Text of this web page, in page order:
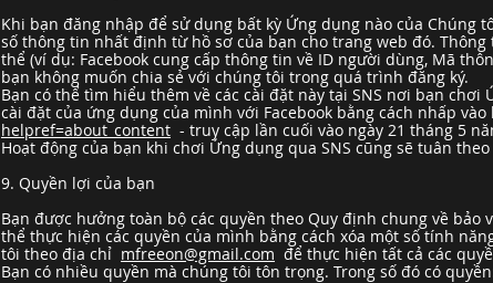
Khi bạn đăng nhập để sử dụng bất kỳ Ứng dụng nào của Chúng
số thông tin nhất định từ hồ sơ của bạn cho trang web đó.
thể (ví dụ: Facebook cung cấp thông tin về ID người dùng, Mã
bạn không muốn chia sẻ với chúng tôi trong quá trình đăng ký.
Bạn có thể tìm hiểu thêm về các cài đặt này tại SNS nơi bạn
cài đặt của ứng dụng của mình với Facebook bằng cách nhấp
helpref=about_content - truy cập lần cuối vào ngày 21 tháng 5
Hoạt động của bạn khi chơi Ứng dụng qua SNS cũng sẽ tuân
9. Quyền lợi của bạn
Bạn được hưởng toàn bộ các quyền theo Quy định chung về
thể thực hiện các quyền của mình bằng cách xóa một số tính
tôi theo địa chỉ mfreeon@gmail.com để thực hiện tất cả các
Bạn có nhiều quyền mà chúng tôi tôn trọng. Trong số đó có